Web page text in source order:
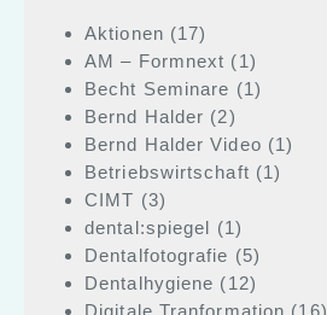
Aktionen (17)
AM – Formnext (1)
Becht Seminare (1)
Bernd Halder (2)
Bernd Halder Video (1)
Betriebswirtschaft (1)
CIMT (3)
dental:spiegel (1)
Dentalfotografie (5)
Dentalhygiene (12)
Digitale Tranformation (16)